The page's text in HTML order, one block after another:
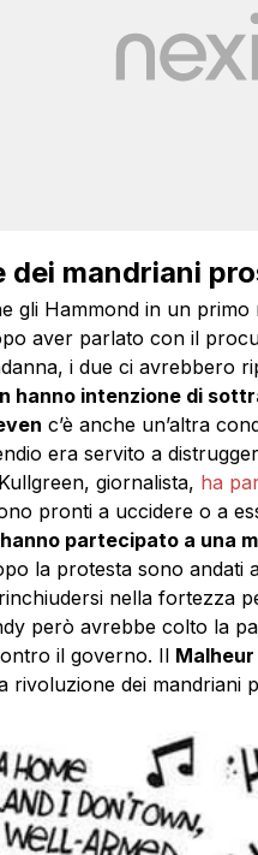
dei mandriani
gli Hammond in un
aver parlato con il
i due ci avrebbero
hanno intenzione di
c’è anche un’altra
era servito a
giornalista, ha
pronti a uccidere o a
partecipato a una
la protesta sono andati
nella fortezza
però avrebbe colto la
il governo. Il
rivoluzione dei mandriani